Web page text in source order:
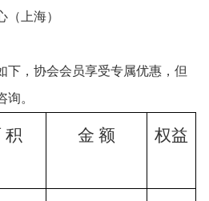
上海）
，协会会员享受专属优惠，但
。
积 金 额 权益